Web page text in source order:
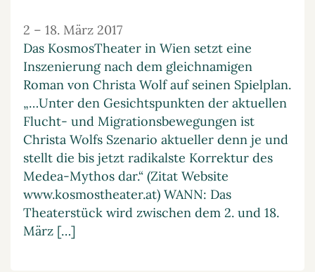
2 – 18. März 2017
Das KosmosTheater in Wien setzt eine
Inszenierung nach dem gleichnamigen
Roman von Christa Wolf auf seinen Spielplan.
„…Unter den Gesichtspunkten der aktuellen
Flucht- und Migrationsbewegungen ist
Christa Wolfs Szenario aktueller denn je und
stellt die bis jetzt radikalste Korrektur des
Medea-Mythos dar.“ (Zitat Website
www.kosmostheater.at) WANN: Das
Theaterstück wird zwischen dem 2. und 18.
März […]